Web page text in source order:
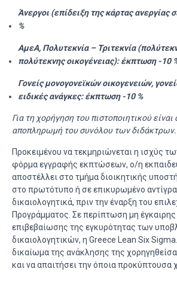
Άνεργοι (επίδειξη της κάρτας ανεργίας
%
ΑμεΑ, Πολυτεκνία – Τριτεκνία
πολύτεκνης οικογένειας): έκπτωση -10
Γονείς μονογονεϊκών οικογενειών,
ειδικές ανάγκες: έκπτωση -10 %
Για τη χορήγηση του πιστοποιητικού είναι
αποπληρωμή του συνόλου των διδάκτρων.
Προκειμένου να τεκμηριώνεται η ισχύς
φόρμα εγγραφής εκπτώσεων, ο/η
αποστέλλει στο τμήμα διοικητικής
στο πρωτότυπο ή σε επικυρωμένο
δικαιολογητικά, πριν την έναρξη του
Προγράμματος. Σε περίπτωση μη
επιβεβαίωσης της εγκυρότητας των
δικαιολογητικών, η Greece Lean Six
δικαίωμα της ανάκλησης της
και να απαιτήσει την όποια προκύπτουσα